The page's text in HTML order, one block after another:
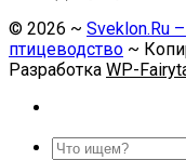
© 2026 ~ Sveklon.Ru
птицеводство ~
Разработка WP-